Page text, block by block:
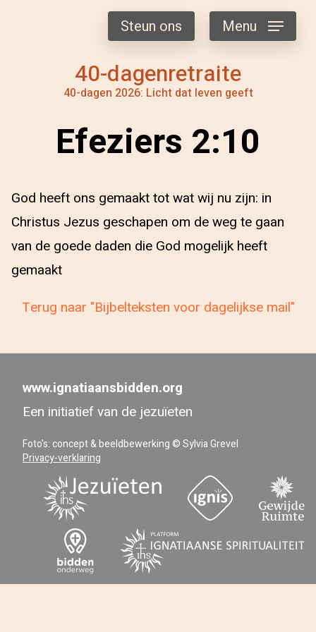
40-dagenretraite
40-dagen 2026: Licht dat leven geeft
Steun ons Menu
Efeziers 2:10
God heeft ons gemaakt tot wat wij nu zijn: in
Christus Jezus geschapen om de weg te gaan
van de goede daden die God mogelijk heeft
gemaakt
Terug naar "Bijbelteksten voor dagelijkse mail"
www.ignatiaansbidden.org
Een initiatief van de jezuïeten
Foto's: concept & beeldbewerking © Sylvia Grevel
Privacy-verklaring